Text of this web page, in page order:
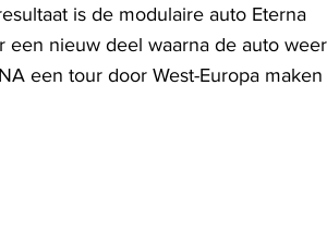
is de modulaire auto Eterna
nieuw deel waarna de auto weer
een tour door West-Europa maken